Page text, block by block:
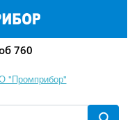
760
"Промприбор"